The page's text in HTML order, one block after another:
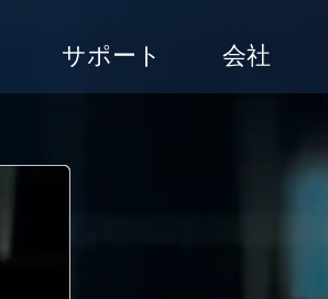
サポート 会社